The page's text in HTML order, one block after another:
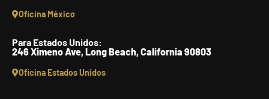
Oficina México
Para Estados Unidos:
246 Ximeno Ave, Long Beach, California 90803
Oficina Estados Unidos